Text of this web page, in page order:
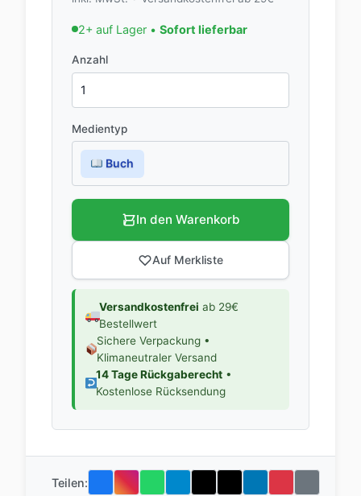
2+ auf Lager • Sofort lieferbar
Anzahl
Medientyp
Buch
In den Warenkorb
Auf Merkliste
Versandkostenfrei ab 29€
Bestellwert
Sichere Verpackung •
Klimaneutraler Versand
14 Tage Rückgaberecht•
Kostenlose Rücksendung
Teilen: